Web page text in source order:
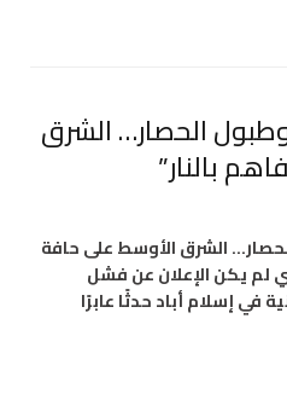
الحصار… الشرق
بالنار”
الشرق الأوسط على حافة
لم يكن الإعلان عن فشل
في إسلام أباد حدثًا عابرًا